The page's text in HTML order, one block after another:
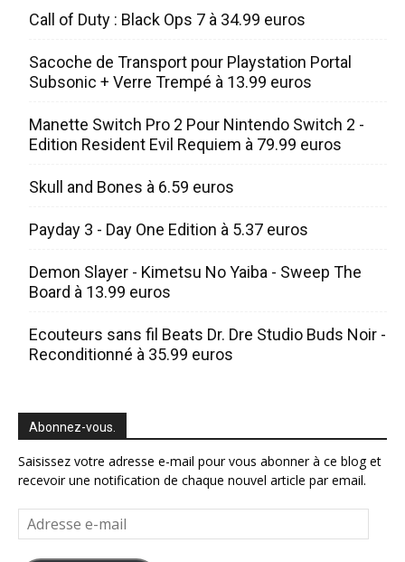
Call of Duty : Black Ops 7 à 34.99 euros
Sacoche de Transport pour Playstation Portal
Subsonic + Verre Trempé à 13.99 euros
Manette Switch Pro 2 Pour Nintendo Switch 2 -
Edition Resident Evil Requiem à 79.99 euros
Skull and Bones à 6.59 euros
Payday 3 - Day One Edition à 5.37 euros
Demon Slayer - Kimetsu No Yaiba - Sweep The
Board à 13.99 euros
Ecouteurs sans fil Beats Dr. Dre Studio Buds Noir -
Reconditionné à 35.99 euros
Abonnez-vous.
Saisissez votre adresse e-mail pour vous abonner à ce blog et
recevoir une notification de chaque nouvel article par email.
Adresse
e-
mail